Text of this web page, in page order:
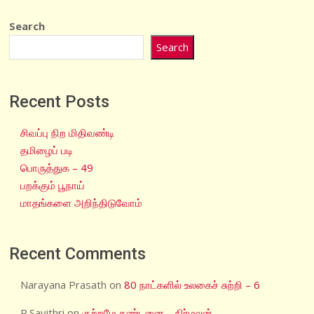
Search
Search
Recent Posts
சிவப்பு நிற மிதிவண்டி
தமிழைப் படி
பொருத்துக – 49
பறக்கும் பூநாய்
மாதங்களை அறிந்திடுவோம்
Recent Comments
Narayana Prasath on80 நாட்களில் உலகைச் சுற்றி – 6